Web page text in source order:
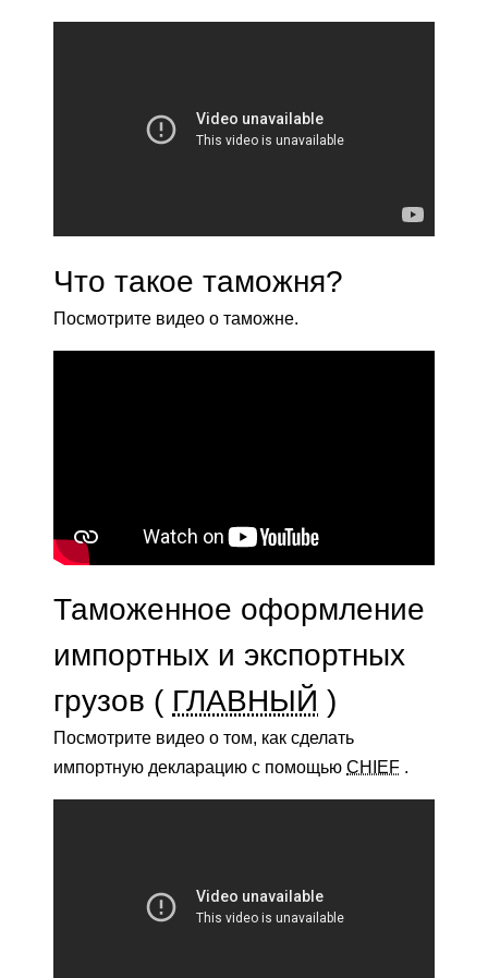
Что такое таможня?
Посмотрите видео о таможне.
Таможенное оформление
импортных и экспортных
грузов ( ГЛАВНЫЙ )
Посмотрите видео о том, как сделать
импортную декларацию с помощью CHIEF .